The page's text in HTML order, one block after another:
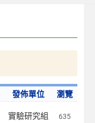
發佈單位 瀏覽
實驗研究組 635